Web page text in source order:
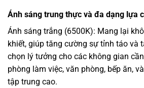
Ánh sáng trung thực và đa dạng lựa
Ánh sáng trắng (6500K): Mang lại
khiết, giúp tăng cường sự tỉnh táo và
chọn lý tưởng cho các không gian
phòng làm việc, văn phòng, bếp ăn,
tập trung cao.